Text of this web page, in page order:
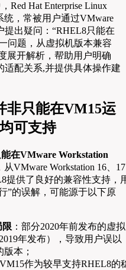
Red Hat Enterprise Linux
，常被用户通过VMware
提出疑问：“RHEL8只能在
问题，从虚拟机版本兼容
展开解析，帮助用户明确
适配关系,并提供具体操作建
非只能在VM15运
可支持
在VMware Workstation
从VMware Workstation 16、17
提供了良好的兼容性支持，
”的误解，可能源于以下原
限 ：部分2020年前发布的虚拟
年发布），导致用户误以
本；
VM15作为较早支持RHEL8的